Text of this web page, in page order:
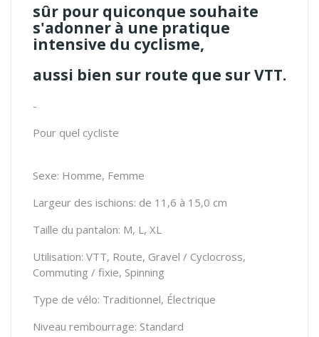
sûr pour quiconque souhaite
s'adonner à une pratique
intensive du cyclisme,
aussi bien sur route que sur VTT.
-
Pour quel cycliste
Sexe: Homme, Femme
Largeur des ischions: de 11,6 à 15,0 cm
Taille du pantalon: M, L, XL
Utilisation: VTT, Route, Gravel / Cyclocross,
Commuting / fixie, Spinning
Type de vélo: Traditionnel, Électrique
Niveau rembourrage: Standard